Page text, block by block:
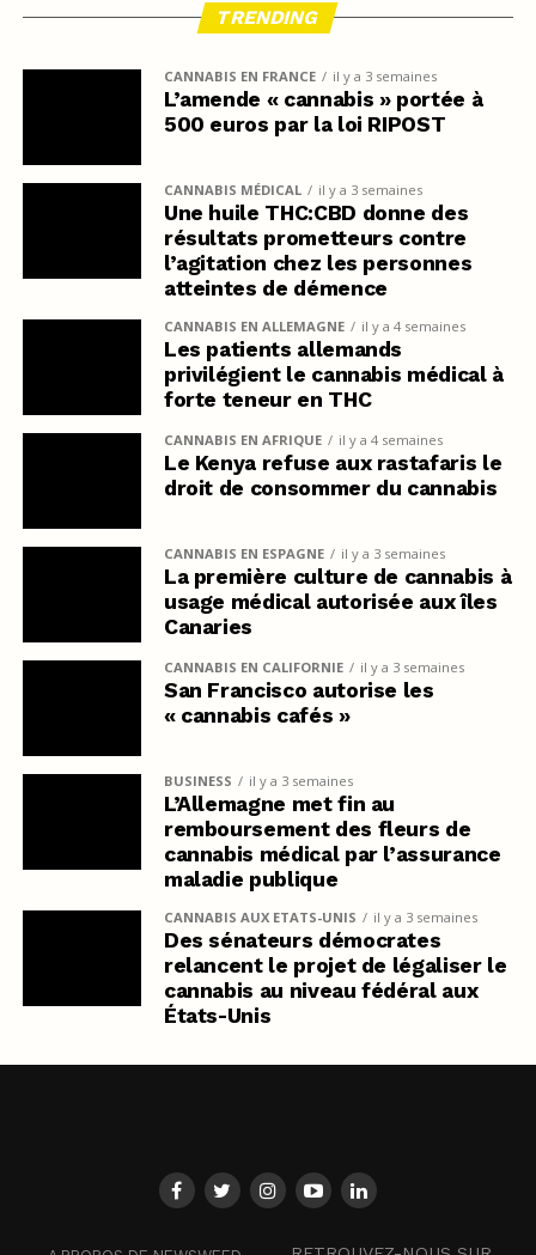
TRENDING
CANNABIS EN FRANCE il y a 3 semaines
L’amende « cannabis » portée à
500 euros par la loi RIPOST
CANNABIS MÉDICAL il y a 3 semaines
Une huile THC:CBD donne des
résultats prometteurs contre
l’agitation chez les personnes
atteintes de démence
CANNABIS EN ALLEMAGNE il y a 4 semaines
Les patients allemands
privilégient le cannabis médical à
forte teneur en THC
CANNABIS EN AFRIQUE il y a 4 semaines
Le Kenya refuse aux rastafaris le
droit de consommer du cannabis
CANNABIS EN ESPAGNE il y a 3 semaines
La première culture de cannabis à
usage médical autorisée aux îles
Canaries
CANNABIS EN CALIFORNIE il y a 3 semaines
San Francisco autorise les
« cannabis cafés »
BUSINESS il y a 3 semaines
L’Allemagne met fin au
remboursement des fleurs de
cannabis médical par l’assurance
maladie publique
CANNABIS AUX ETATS-UNIS il y a 3 semaines
Des sénateurs démocrates
relancent le projet de légaliser le
cannabis au niveau fédéral aux
États-Unis